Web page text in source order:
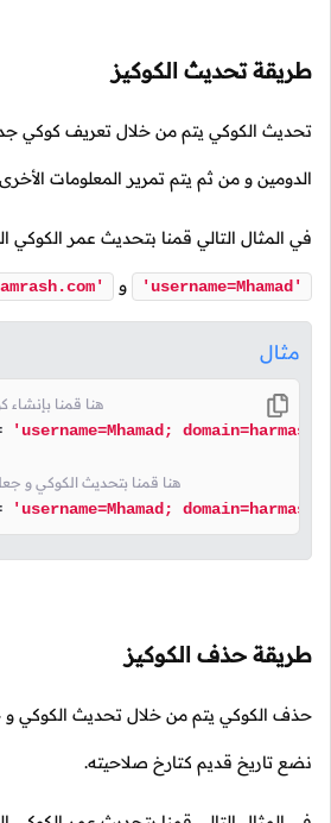
طريقة تحديث الكوكيز
تحديث الكوكي يتم من خلال تعريف كوكي
الدومين و من ثم يتم تمرير المعلومات
في المثال التالي قمنا بتحديث عمر الكوكي
'username=Mhamad' و
مثال
// هنا قمنا بإنشاء
'username=Mhamad;
// هنا قمنا بتحديث الكوكي و
'username=Mhamad;
طريقة حذف الكوكيز
نضع تاريخ قديم كتارخ صلاحيته.